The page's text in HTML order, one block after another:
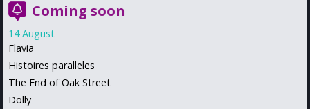
Coming soon
14 August
Flavia
Histoires paralleles
The End of Oak Street
Dolly